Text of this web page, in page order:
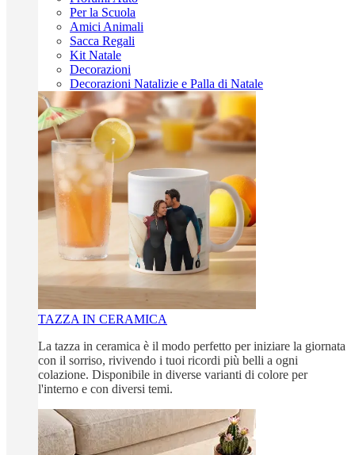
Per la Scuola
Amici Animali
Sacca Regali
Kit Natale
Decorazioni
Decorazioni Natalizie e Palla di Natale
TAZZA IN CERAMICA
La tazza in ceramica è il modo perfetto per iniziare la giornata
con il sorriso, rivivendo i tuoi ricordi più belli a ogni
colazione. Disponibile in diverse varianti di colore per
l'interno e con diversi temi.